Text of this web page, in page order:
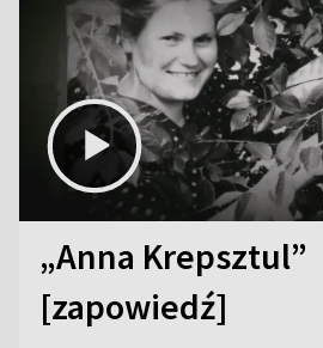
„Anna Krepsztul”
[zapowiedź]